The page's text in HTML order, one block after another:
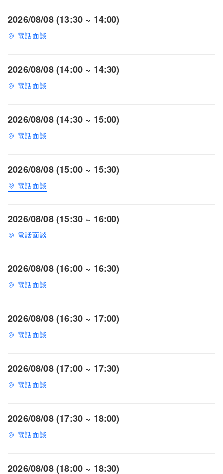
2026/08/08 (13:30 ~ 14:00)
電話面談
2026/08/08 (14:00 ~ 14:30)
電話面談
2026/08/08 (14:30 ~ 15:00)
電話面談
2026/08/08 (15:00 ~ 15:30)
電話面談
2026/08/08 (15:30 ~ 16:00)
電話面談
2026/08/08 (16:00 ~ 16:30)
電話面談
2026/08/08 (16:30 ~ 17:00)
電話面談
2026/08/08 (17:00 ~ 17:30)
電話面談
2026/08/08 (17:30 ~ 18:00)
電話面談
2026/08/08 (18:00 ~ 18:30)